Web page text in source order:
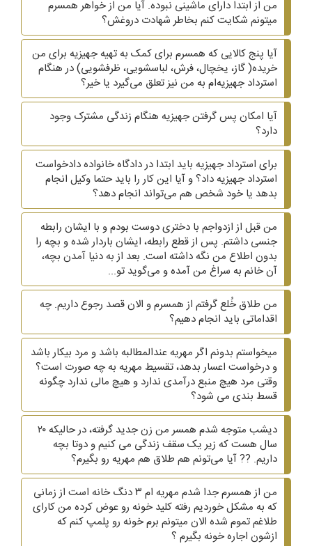
من از ابتدا دارای ماشینی نبوده. آیا من از خواهر همسرم
میتونم شکایت کنم بخاطر شهادت دروغش؟
آیا پنج کالایی که همسرم برای کمک به تهیه جهیزیه برای من
خریده( گاز، یخچال، فرش، لباسشویی، ظرفشویی)‌ در هنگام
استرداد جهیزیه‌ام به من نیز تعلق می‌گیرد یا خیر؟
آیا امکان پس گرفتن جهیزیه هنگام زندگی مشترک وجود
دارد؟
برای استرداد جهیزیه باید ابتدا در دادگاه خانواده دادخواست
استرداد جهیزیه داد؟ و آیا این کار را باید حتما وکیل انجام
بدهد یا خود شخص هم می‌تواند انجام دهد؟
من قبل از ازدواجم با دختری دوست بودم و با ایشان رابطه
جنسی داشتم. پس از قطع رابطه، ایشان باردار شده و بچه را
بدون اطلاع من نگه داشته است. بعد از به دنیا آمدن بچه،
آن خانم به سراغ من آمده و می‌گوید تو...
من طلاق خُلع گرفتم از همسرم و الان قصد رجوع داریم. چه
اقداماتی باید انجام دهیم؟
میخواستم بدونم اگر مهریه عندالمطالبه باشد و مرد بیکار باشد
و درخواست اعسار بدهد، تقسیط مهریه به چه صورت است؟
وقتی مرد هیچ منبع درآمدی ندارد و هیچ مالی ندارد چگونه
قسط بندی می شود؟
دیشب متوجه شدم همسر من زن جدید گرفته، در حالیکه ۲۰
سال هست که زیر یک سقف زندگی می کنیم و دوتا بچه
داریم. ?? آیا می‌تونم هم طلاق هم مهریه رو بگیرم؟
من از همسرم جدا شدم مهریه ام ۳ دنگ خانه است از زمانی
که به مشکل خوردیم رفته کلید خونه رو عوض کرده من کارای
طلاغم تموم شده الان میتونم برم خونه رو پلمپ کنم که
ازشون اجاره خونه بگیرم ؟